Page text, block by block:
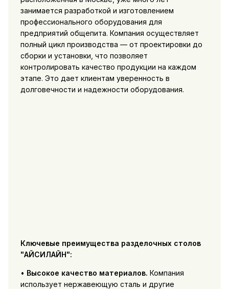
занимается разработкой и изготовлением
профессионального оборудования для
предприятий общепита. Компания осуществляет
полный цикл производства — от проектировки до
сборки и установки, что позволяет
контролировать качество продукции на каждом
этапе. Это дает клиентам уверенность в
долговечности и надежности оборудования.
Ключевые преимущества разделочных столов
"АЙСИЛАЙН":
• Высокое качество материалов. Компания
использует нержавеющую сталь и другие